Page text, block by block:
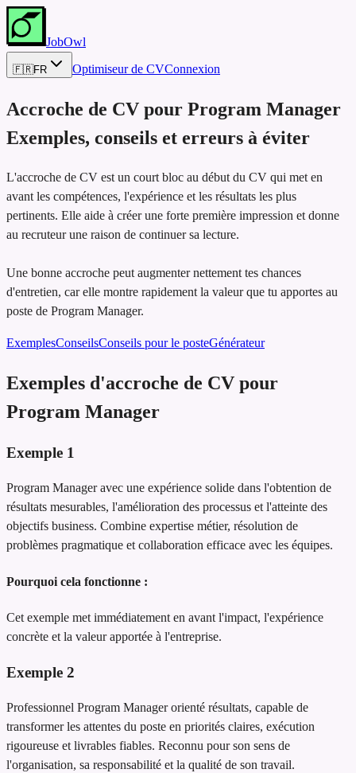
JobOwl
🇫🇷FR Optimiseur de CVConnexion
Accroche de CV pour Program Manager
Exemples, conseils et erreurs à éviter
L'accroche de CV est un court bloc au début du CV qui met en
avant les compétences, l'expérience et les résultats les plus
pertinents. Elle aide à créer une forte première impression et donne
au recruteur une raison de continuer sa lecture.
Une bonne accroche peut augmenter nettement tes chances
d'entretien, car elle montre rapidement la valeur que tu apportes au
poste de Program Manager.
ExemplesConseilsConseils pour le posteGénérateur
Exemples d'accroche de CV pour
Program Manager
Exemple 1
Program Manager avec une expérience solide dans l'obtention de
résultats mesurables, l'amélioration des processus et l'atteinte des
objectifs business. Combine expertise métier, résolution de
problèmes pragmatique et collaboration efficace avec les équipes.
Pourquoi cela fonctionne :
Cet exemple met immédiatement en avant l'impact, l'expérience
concrète et la valeur apportée à l'entreprise.
Exemple 2
Professionnel Program Manager orienté résultats, capable de
transformer les attentes du poste en priorités claires, exécution
rigoureuse et livrables fiables. Reconnu pour son sens de
l'organisation, sa responsabilité et la qualité de son travail.